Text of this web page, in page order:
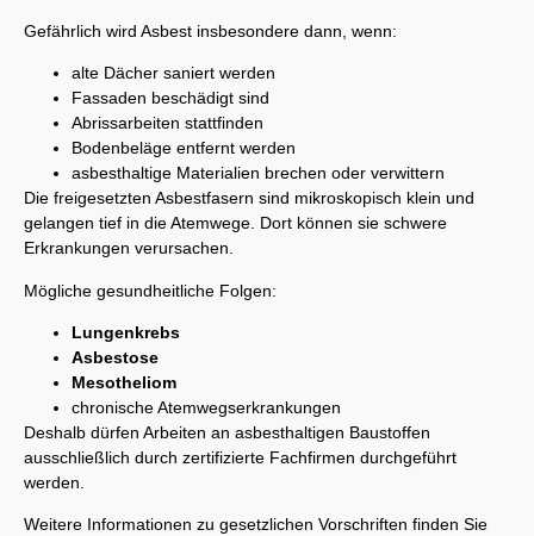
Gefährlich wird Asbest insbesondere dann, wenn:
alte Dächer saniert werden
Fassaden beschädigt sind
Abrissarbeiten stattfinden
Bodenbeläge entfernt werden
asbesthaltige Materialien brechen oder verwittern
Die freigesetzten Asbestfasern sind mikroskopisch klein und
gelangen tief in die Atemwege. Dort können sie schwere
Erkrankungen verursachen.
Mögliche gesundheitliche Folgen:
Lungenkrebs
Asbestose
Mesotheliom
chronische Atemwegserkrankungen
Deshalb dürfen Arbeiten an asbesthaltigen Baustoffen
ausschließlich durch zertifizierte Fachfirmen durchgeführt
werden.
Weitere Informationen zu gesetzlichen Vorschriften finden Sie